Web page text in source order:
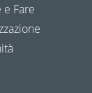
e Fare